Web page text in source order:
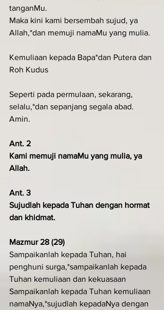
tanganMu.
Maka kini kami bersembah sujud, ya
Allah,*dan memuji namaMu yang mulia.
Kemuliaan kepada Bapa*dan Putera dan
Roh Kudus
Seperti pada permulaan, sekarang,
selalu,*dan sepanjang segala abad.
Amin.
Ant. 2
Kami memuji namaMu yang mulia, ya
Allah.
Ant. 3
Sujudlah kepada Tuhan dengan hormat
dan khidmat.
Mazmur 28 (29)
Sampaikanlah kepada Tuhan, hai
penghuni surga,*sampaikanlah kepada
Tuhan kemuliaan dan kekuasaan
Sampaikanlah kepada Tuhan kemuliaan
namaNya,*sujudlah kepadaNya dengan